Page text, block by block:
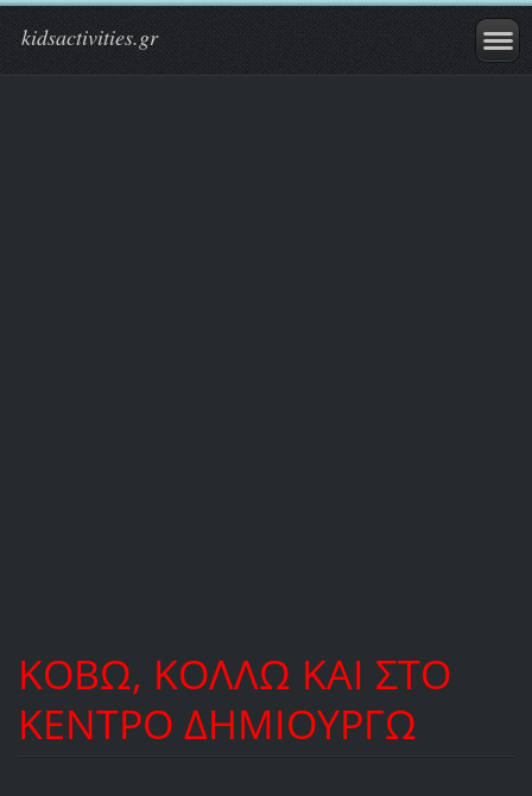
kidsactivities.gr
ΚΟΒΩ, ΚΟΛΛΩ ΚΑΙ ΣΤΟ
ΚΕΝΤΡΟ ΔΗΜΙΟΥΡΓΩ